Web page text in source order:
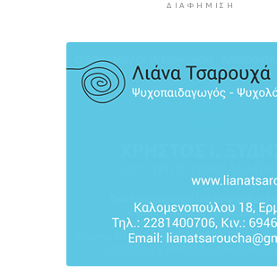
Ιεράπετρας
3 ώρες 44 λεπτά πρίν
ΔΙΑΦΉΜΙΣΗ